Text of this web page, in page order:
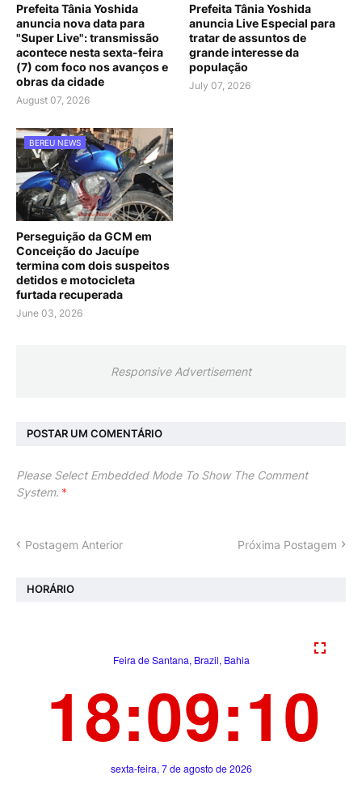
Prefeita Tânia Yoshida
anuncia nova data para
"Super Live": transmissão
acontece nesta sexta-feira
(7) com foco nos avanços e
obras da cidade
August 07, 2026
Prefeita Tânia Yoshida
anuncia Live Especial para
tratar de assuntos de
grande interesse da
população
July 07, 2026
BEREU NEWS
Perseguição da GCM em
Conceição do Jacuípe
termina com dois suspeitos
detidos e motocicleta
furtada recuperada
June 03, 2026
Responsive Advertisement
POSTAR UM COMENTÁRIO
Please Select Embedded Mode To Show The Comment
System. *
Postagem Anterior Próxima Postagem
HORÁRIO